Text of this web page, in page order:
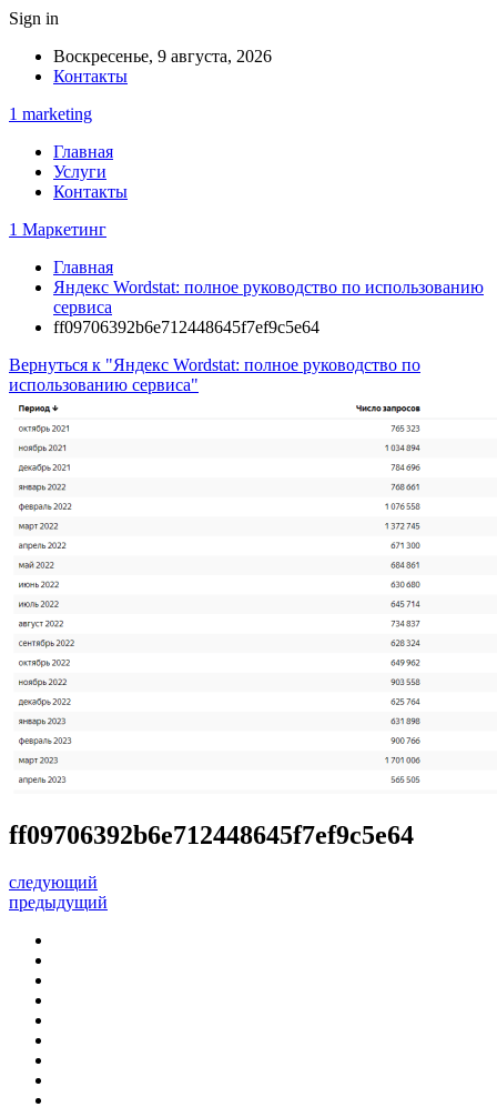
Sign in
Воскресенье, 9 августа, 2026
Контакты
1 marketing
Главная
Услуги
Контакты
1 Маркетинг
Главная
Яндекс Wordstat: полное руководство по использованию
сервиса
ff09706392b6e712448645f7ef9c5e64
Вернуться к "Яндекс Wordstat: полное руководство по
использованию сервиса"
ff09706392b6e712448645f7ef9c5e64
следующий
предыдущий